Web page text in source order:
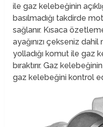
ile gaz kelebeğinin
basılmadığı takdirde
sağlanır. Kısaca
ayağınızı çekseniz
yolladığı komut ile gaz
bıraktırır. Gaz
gaz kelebeğini kontrol